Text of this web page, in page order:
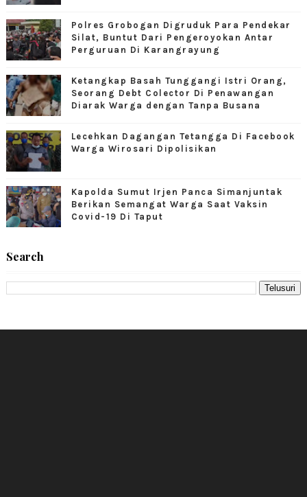
Polres Grobogan Digruduk Para Pendekar
Silat, Buntut Dari Pengeroyokan Antar
Perguruan Di Karangrayung
Ketangkap Basah Tunggangi Istri Orang,
Seorang Debt Colector Di Penawangan
Diarak Warga dengan Tanpa Busana
Lecehkan Dagangan Tetangga Di Facebook
Warga Wirosari Dipolisikan
Kapolda Sumut Irjen Panca Simanjuntak
Berikan Semangat Warga Saat Vaksin
Covid-19 Di Taput
Search